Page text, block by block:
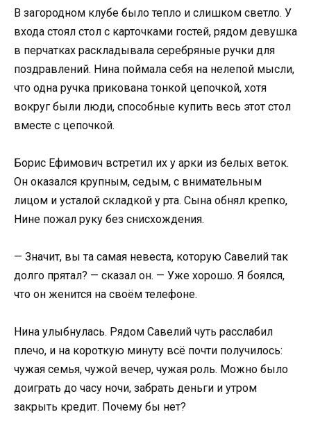
В загородном клубе было тепло и слишком светло. У
входа стоял стол с карточками гостей, рядом девушка
в перчатках раскладывала серебряные ручки для
поздравлений. Нина поймала себя на нелепой мысли,
что одна ручка прикована тонкой цепочкой, хотя
вокруг были люди, способные купить весь этот стол
вместе с цепочкой.
Борис Ефимович встретил их у арки из белых веток.
Он оказался крупным, седым, с внимательным
лицом и усталой складкой у рта. Сына обнял крепко,
Нине пожал руку без снисхождения.
— Значит, вы та самая невеста, которую Савелий так
долго прятал? — сказал он. — Уже хорошо. Я боялся,
что он женится на своём телефоне.
Нина улыбнулась. Рядом Савелий чуть расслабил
плечо, и на короткую минуту всё почти получилось:
чужая семья, чужой вечер, чужая роль. Можно было
доиграть до часу ночи, забрать деньги и утром
закрыть кредит. Почему бы нет?